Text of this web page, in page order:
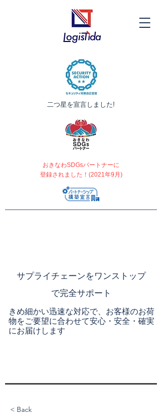
​サプライチェーンをワンストップ
で完全サポート
きめ細かい迅速な対応で、お客様のお荷
物をご要望に合わせて安心・安全・確実
にお届けします
​二つ星を宣言しました!
おきなわSDGsパートナーに
登録されました！(2021年9月)
< Back